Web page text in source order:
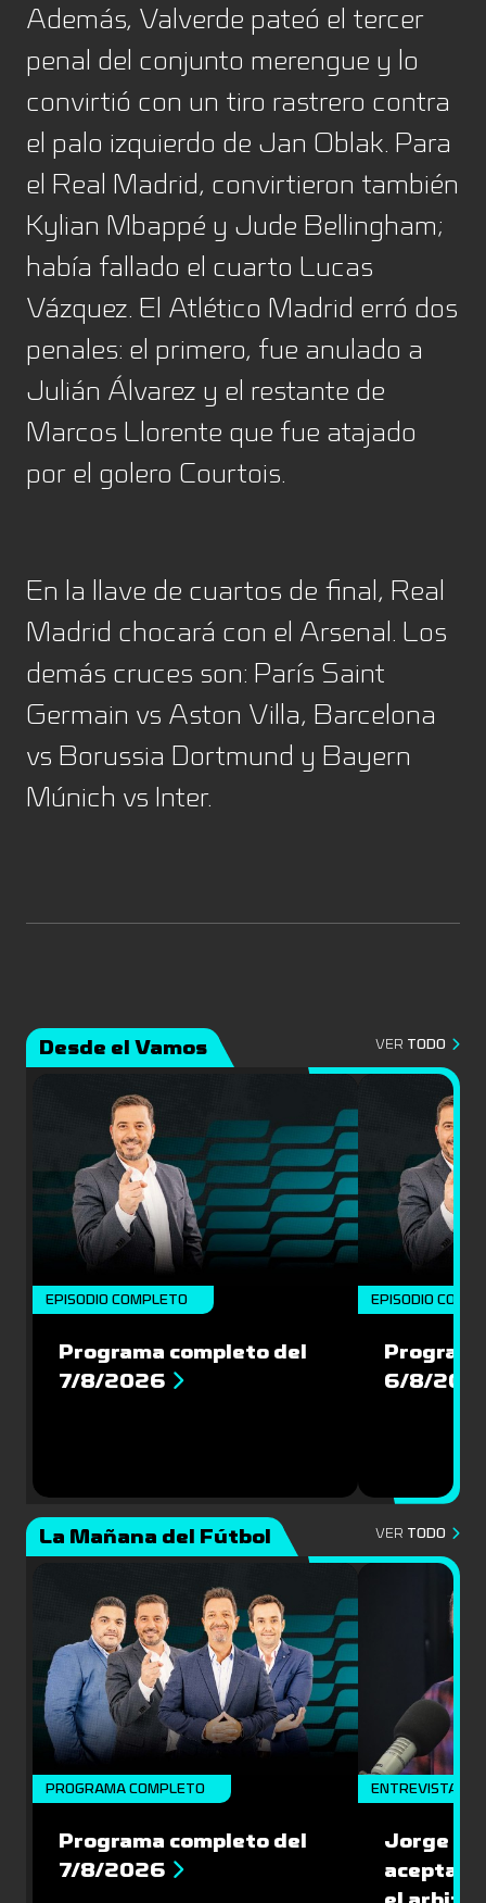
Además, Valverde pateó el tercer
penal del conjunto merengue y lo
convirtió con un tiro rastrero contra
el palo izquierdo de Jan Oblak. Para
el Real Madrid, convirtieron también
Kylian Mbappé y Jude Bellingham;
había fallado el cuarto Lucas
Vázquez. El Atlético Madrid erró dos
penales: el primero, fue anulado a
Julián Álvarez y el restante de
Marcos Llorente que fue atajado
por el golero Courtois.
En la llave de cuartos de final, Real
Madrid chocará con el Arsenal. Los
demás cruces son: París Saint
Germain vs Aston Villa, Barcelona
vs Borussia Dortmund y Bayern
Múnich vs Inter.
Desde el Vamos VER TODO
EPISODIO COMPLETO
Programa completo del
7/8/2026
EPISODIO
6/8/
La Mañana del Fútbol VER TODO
PROGRAMA COMPLETO
Programa completo del
7/8/2026
ENTREVISTA
Jorge
aceptar